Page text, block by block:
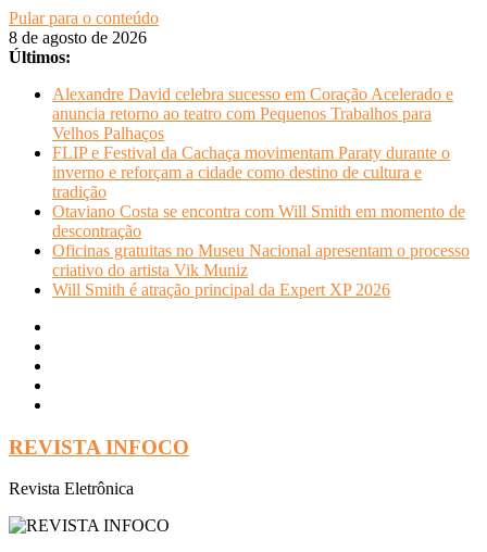
Pular para o conteúdo
8 de agosto de 2026
Últimos:
Alexandre David celebra sucesso em Coração Acelerado e
anuncia retorno ao teatro com Pequenos Trabalhos para
Velhos Palhaços
FLIP e Festival da Cachaça movimentam Paraty durante o
inverno e reforçam a cidade como destino de cultura e
tradição
Otaviano Costa se encontra com Will Smith em momento de
descontração
Oficinas gratuitas no Museu Nacional apresentam o processo
criativo do artista Vik Muniz
Will Smith é atração principal da Expert XP 2026
REVISTA INFOCO
Revista Eletrônica